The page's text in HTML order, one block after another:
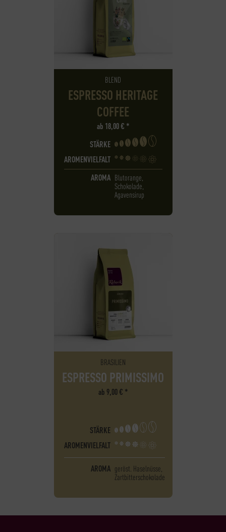
BLEND
ESPRESSO HERITAGE
COFFEE
ab 18,00€ *
STÄRKE
AROMENVIELFALT
AROMA Blutorange,
Schokolade,
Agavensirup
BRASILIEN
ESPRESSO PRIMISSIMO
ab 9,00€ *
STÄRKE
AROMENVIELFALT
AROMA geröst. Haselnüsse,
Zartbitterschokolade